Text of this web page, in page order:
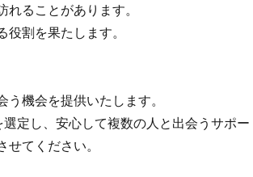
ることがあります。
割を果たします。
機会を提供いたします。
し、安心して複数の人と出会うサポー
てください。